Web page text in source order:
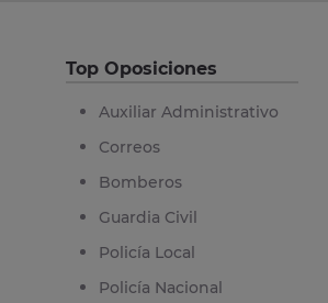
Top Oposiciones
Auxiliar Administrativo
Correos
Bomberos
Guardia Civil
Policía Local
Policía Nacional